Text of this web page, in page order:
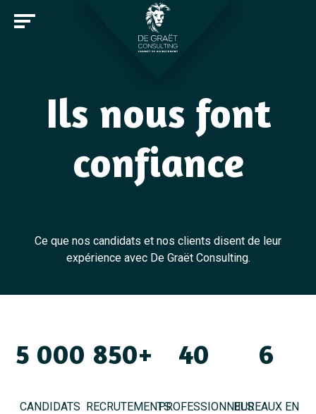
Ils nous font
confiance
Ce que nos candidats et nos clients disent de leur
expérience avec De Graët Consulting.
5 000
CANDIDATS
850+
RECRUTEMENTS
40
PROFESSIONNELS
6
BUREAUX EN